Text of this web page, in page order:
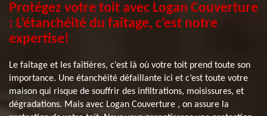
Protégez votre toit avec Logan Couverture
: L’étanchéité du faîtage, c’est notre
expertise!
Le faîtage et les faîtières, c’est là où votre toit prend toute son
importance. Une étanchéité défaillante ici et c’est toute votre
maison qui risque de souffrir des infiltrations, moisissures, et
dégradations. Mais avec Logan Couverture , on assure la